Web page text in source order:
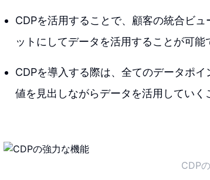
CDPを活用することで、顧客の統合ビ
ットにしてデータを活用することが可能
CDPを導入する際は、全てのデータポ
値を見出しながらデータを活用していく
CDP